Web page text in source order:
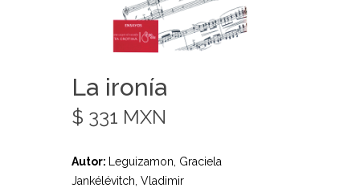
La ironía
$ 331 MXN
Autor: Leguizamon, Graciela
Jankélévitch, Vladimir